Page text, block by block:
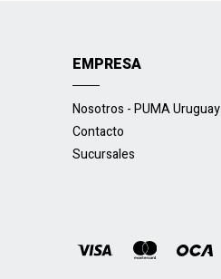
EMPRESA
Nosotros - PUMA Uruguay
Contacto
Sucursales